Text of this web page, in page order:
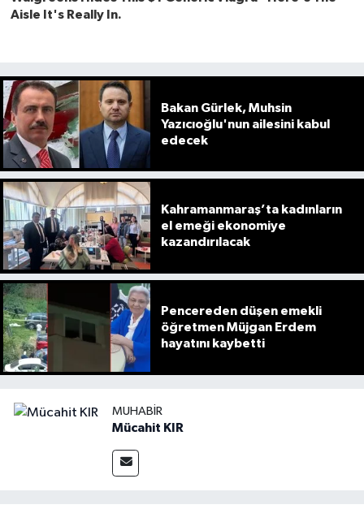
Bakan Gürlek, Muhsin
Yazıcıoğlu'nun ailesini kabul
edecek
Kahramanmaraş’ta kadınların
el emeği ekonomiye
kazandırılacak
Pencereden düşen emekli
öğretmen Müjgan Erdem
hayatını kaybetti
MUHABIR
Mücahit KIR